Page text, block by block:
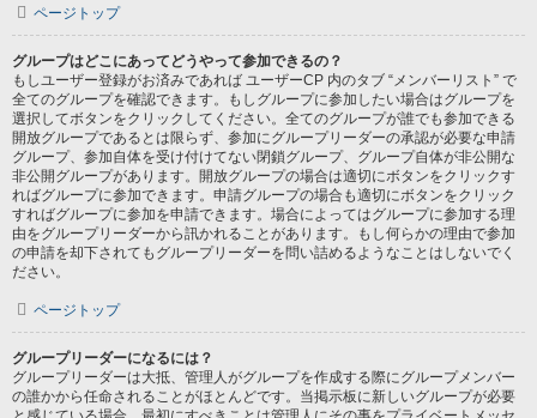
ページトップ
グループはどこにあってどうやって参加できるの？
もしユーザー登録がお済みであれば ユーザーCP 内のタブ “メンバーリスト” で
全てのグループを確認できます。もしグループに参加したい場合はグループを
選択してボタンをクリックしてください。全てのグループが誰でも参加できる
開放グループであるとは限らず、参加にグループリーダーの承認が必要な申請
グループ、参加自体を受け付けてない閉鎖グループ、グループ自体が非公開な
非公開グループがあります。開放グループの場合は適切にボタンをクリックす
ればグループに参加できます。申請グループの場合も適切にボタンをクリック
すればグループに参加を申請できます。場合によってはグループに参加する理
由をグループリーダーから訊かれることがあります。もし何らかの理由で参加
の申請を却下されてもグループリーダーを問い詰めるようなことはしないでく
ださい。
ページトップ
グループリーダーになるには？
グループリーダーは大抵、管理人がグループを作成する際にグループメンバー
の誰かから任命されることがほとんどです。当掲示板に新しいグループが必要